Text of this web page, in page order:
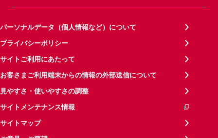
パーソナルデータ（個人情報など）について
プライバシーポリシー
サイトご利用にあたって
お客さまご利用端末からの情報の外部送信について
見やすさ・使いやすさの調整
サイトメンテナンス情報
サイトマップ